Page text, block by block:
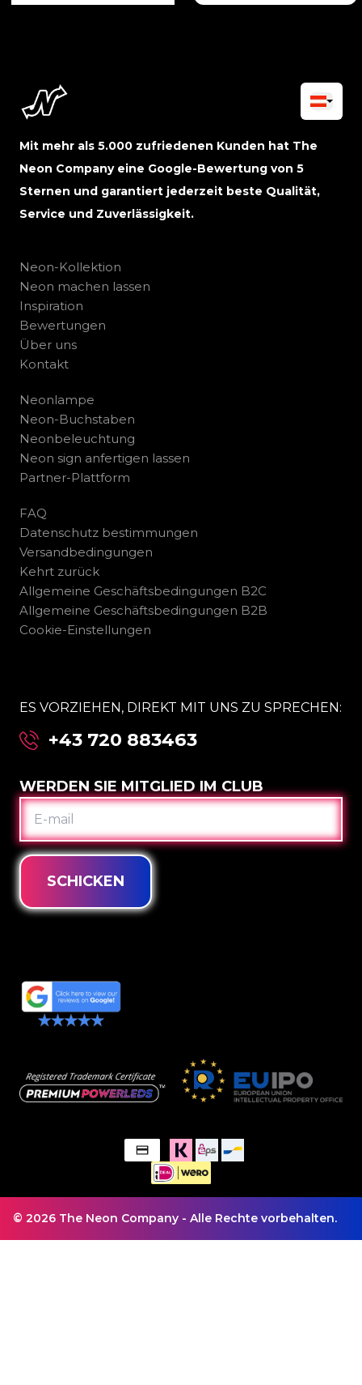
Mit mehr als 5.000 zufriedenen Kunden hat The
Neon Company eine Google-Bewertung von 5
Sternen und garantiert jederzeit beste Qualität,
Service und Zuverlässigkeit.
Neon-Kollektion
Neon machen lassen
Inspiration
Bewertungen
Über uns
Kontakt
Neonlampe
Neon-Buchstaben
Neonbeleuchtung
Neon sign anfertigen lassen
Partner-Plattform
FAQ
Datenschutz bestimmungen
Versandbedingungen
Kehrt zurück
Allgemeine Geschäftsbedingungen B2C
Allgemeine Geschäftsbedingungen B2B
Cookie-Einstellungen
ES VORZIEHEN, DIREKT MIT UNS ZU SPRECHEN:
+43 720 883463
WERDEN SIE MITGLIED IM CLUB
E-
SCHICKEN
© 2026 The Neon Company - Alle Rechte vorbehalten.